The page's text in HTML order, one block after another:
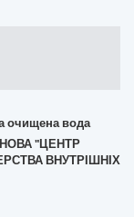
очищена вода
"ЦЕНТР
ВНУТРІШНІХ